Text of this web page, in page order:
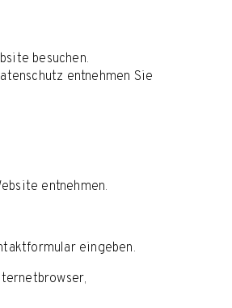
besuchen.
entnehmen Sie
entnehmen.
eingeben.